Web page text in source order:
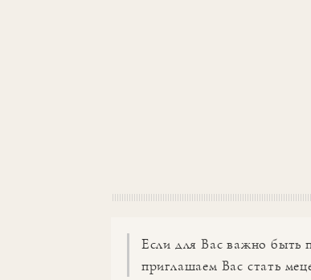
Если для Вас важно быть
приглашаем Вас стать